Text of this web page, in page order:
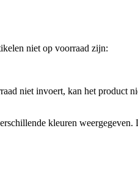
niet op voorraad zijn:
niet invoert, kan het product
kleuren weergegeven.